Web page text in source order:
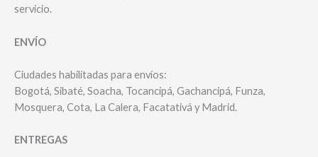
servicio.
ENVÍO
Ciudades habilitadas para envíos:
Bogotá, Sibaté, Soacha, Tocancipá, Gachancipá, Funza,
Mosquera, Cota, La Calera, Facatativá y Madrid.
ENTREGAS